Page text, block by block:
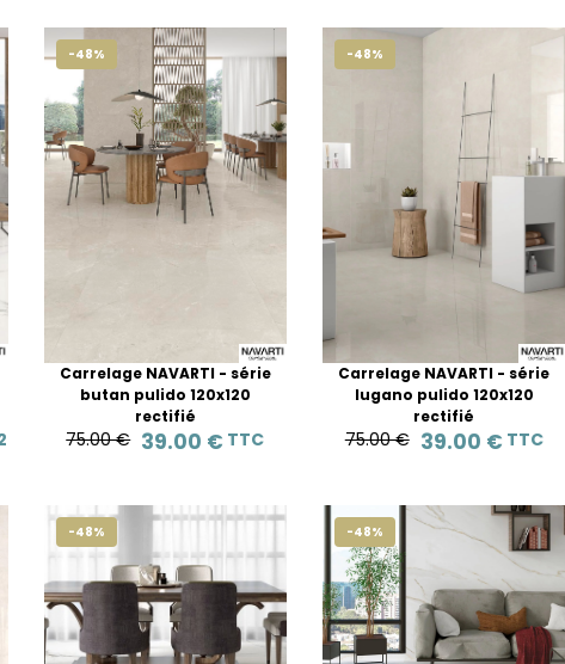
-48%
Carrelage NAVARTI - série
butan pulido 120x120
rectifié
75.00 € 39.00 € TTC
-48%
Carrelage NAVARTI - série
lugano pulido 120x120
rectifié
75.00 € 39.00 € TTC
-48% -48%